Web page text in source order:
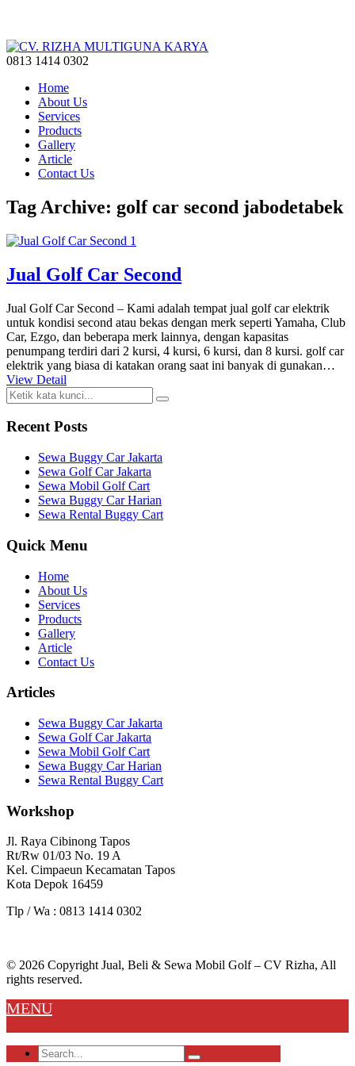
0813 1414 0302
Home
About Us
Services
Products
Gallery
Article
Contact Us
Tag Archive: golf car second jabodetabek
Jual Golf Car Second
Jual Golf Car Second – Kami adalah tempat jual golf car elektrik
untuk kondisi second atau bekas dengan merk seperti Yamaha, Club
Car, Ezgo, dan beberapa merk lainnya, dengan kapasitas
penumpang terdiri dari 2 kursi, 4 kursi, 6 kursi, dan 8 kursi. golf car
elektrik yang biasa di katakan orang saat ini banyak di gunakan…
View Detail
Recent Posts
Sewa Buggy Car Jakarta
Sewa Golf Car Jakarta
Sewa Mobil Golf Cart
Sewa Buggy Car Harian
Sewa Rental Buggy Cart
Quick Menu
Home
About Us
Services
Products
Gallery
Article
Contact Us
Articles
Sewa Buggy Car Jakarta
Sewa Golf Car Jakarta
Sewa Mobil Golf Cart
Sewa Buggy Car Harian
Sewa Rental Buggy Cart
Workshop
Jl. Raya Cibinong Tapos
Rt/Rw 01/03 No. 19 A
Kel. Cimpaeun Kecamatan Tapos
Kota Depok 16459
Tlp / Wa : 0813 1414 0302
© 2026 Copyright Jual, Beli & Sewa Mobil Golf – CV Rizha, All
rights reserved.
MENU